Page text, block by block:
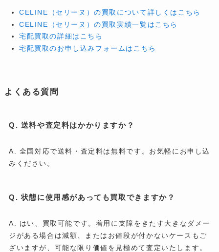
CELINE（セリーヌ）の買取について詳しくはこちら
CELINE（セリーヌ）の買取実績一覧はこちら
宅配買取の詳細はこちら
宅配買取のお申し込みフォームはこちら
よくある質問
Q. 送料や査定料はかかりますか？
A. 全国対応で送料・査定料は無料です。お気軽にお申し込
みください。
Q. 状態に使用感があっても買取できますか？
A. はい、買取可能です。着用に支障をきたす大きなダメー
ジがある場合は減額、またはお値段が付かないケースもご
ざいますが、可能な限り価値を見極めて査定いたします。